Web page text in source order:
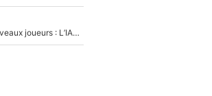
Zinédine Zidane va sélectionner des nouveaux joueurs : L’IA dévoile les 5 cracks qui pourraient rapidement le rejoindre en équipe de France !